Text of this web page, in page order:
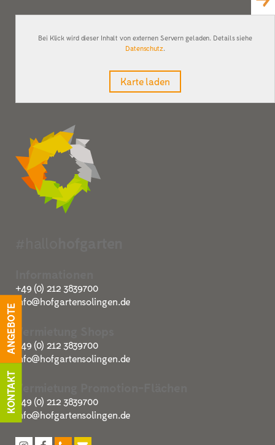
+49 (0) 212 3839700
info@hofgartensolingen.de
+49 (0) 212 3839700
info@hofgartensolingen.de
+49 (0) 212 3839700
info@hofgartensolingen.de
Bei Klick wird dieser Inhalt von externen Servern geladen. Details siehe
Datenschutz.
Karte laden
ANGEBOTE
KONTAKT